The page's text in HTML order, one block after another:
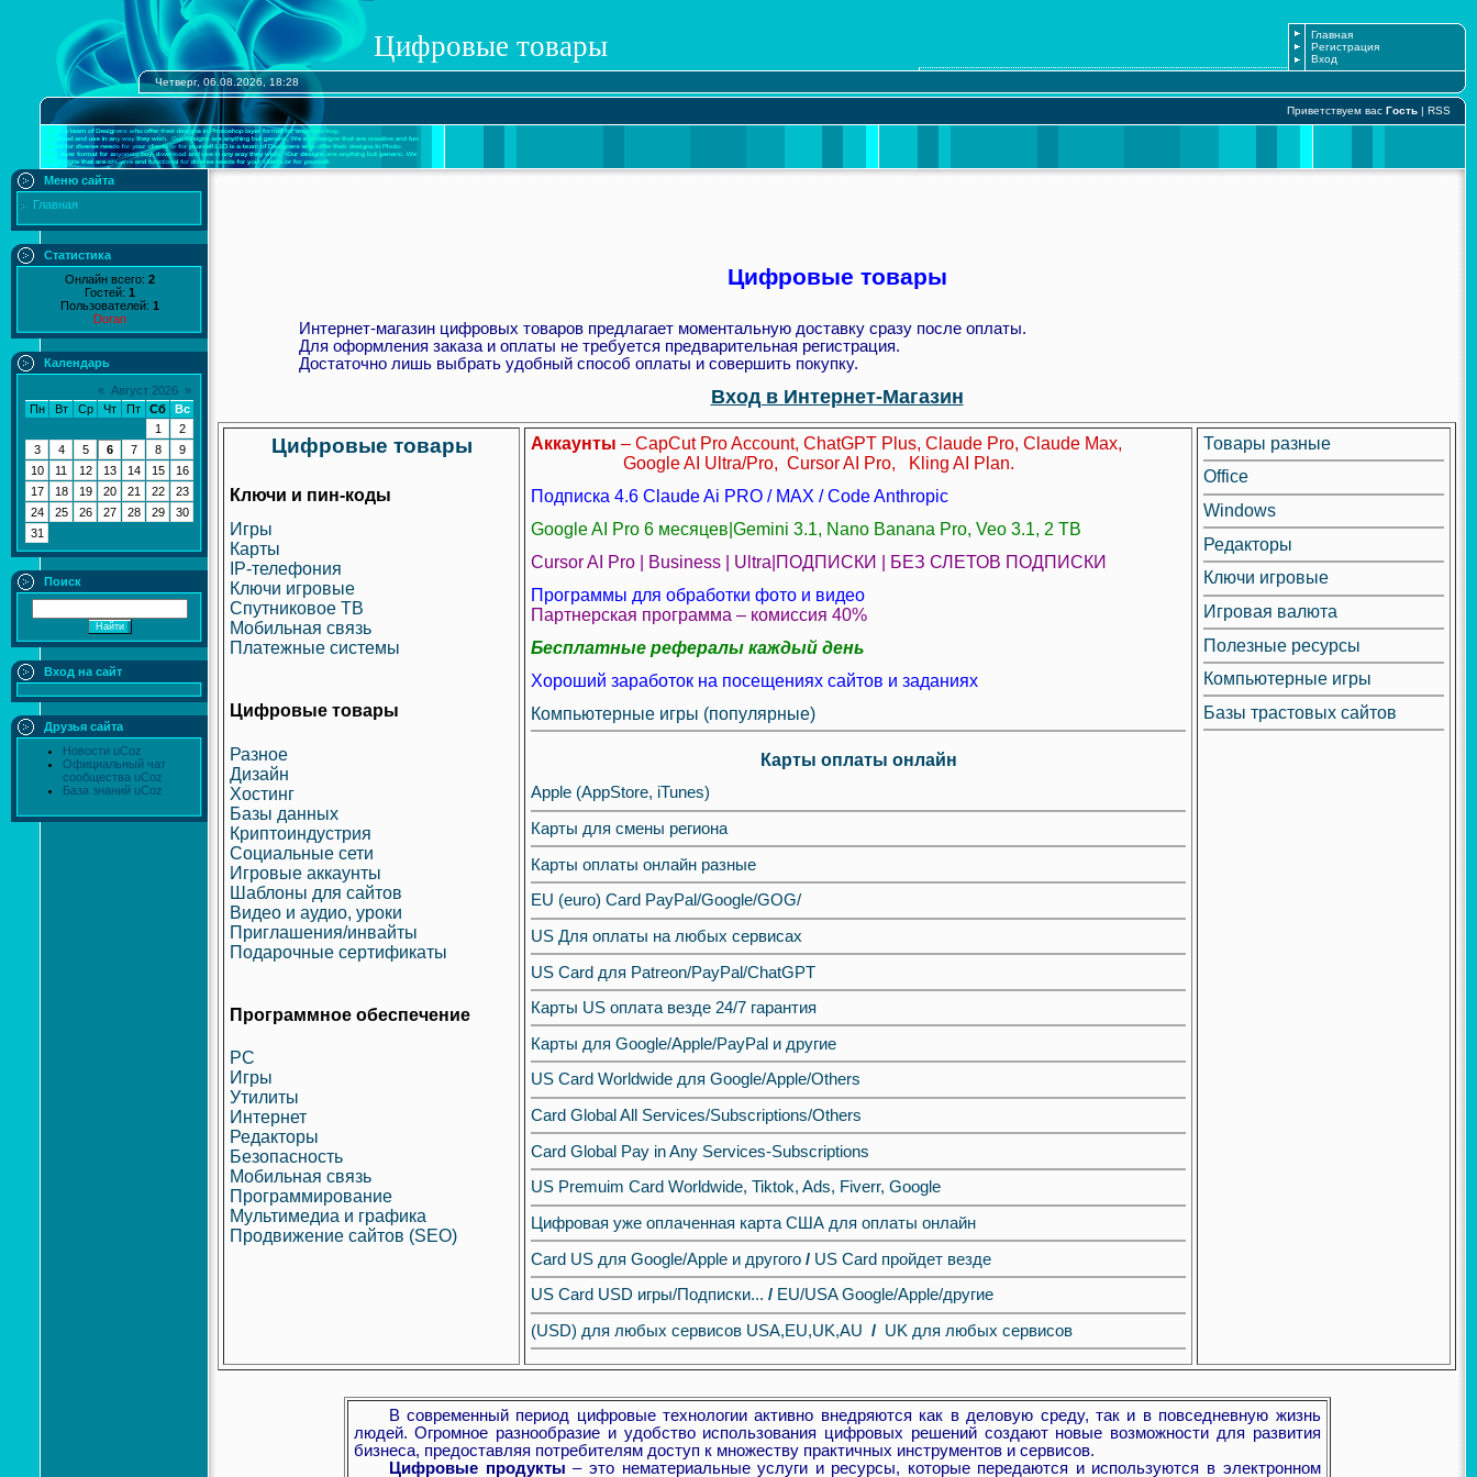
Цифровые товары
Главная
Регистрация
Вход
Четверг, 06.08.2026, 18:28
Приветствуем вас Гость | RSS
Меню сайта
Главная
Статистика
Онлайн всего: 2
Гостей: 1
Пользователей: 1
Doran
Календарь
« Август 2026 »
Пн
Вт Ср Чт Пт Сб
Вс
1
2
3
4 5 6 7 8
9
10
11 12 13 14 15
16
17
18 19 20 21 22
23
24
25 26 27 28 29
30
31
Поиск
Вход на сайт
Друзья сайта
Новости uCoz
Официальный чат
сообщества uCoz
База знаний uCoz
Цифровые товары
Интернет-магазин цифровых товаров предлагает моментальную доставку сразу после оплаты.
Для оформления заказа и оплаты не требуется предварительная регистрация.
Достаточно лишь выбрать удобный способ оплаты и совершить покупку.
Вход в Интернет-Магазин
Цифровые товары
Ключи и пин-коды
Игры
Карты
IP-телефония
Ключи игровые
Спутниковое ТВ
Мобильная связь
Платежные системы
Цифровые товары
Разное
Дизайн
Хостинг
Базы данных
Криптоиндустрия
Социальные сети
Игровые аккаунты
Шаблоны для сайтов
Видео и аудио, уроки
Приглашения/инвайты
Подарочные сертификаты
Программное обеспечение
PC
Игры
Утилиты
Интернет
Редакторы
Безопасность
Мобильная связь
Программирование
Мультимедиа и графика
Продвижение сайтов (SEO)
Аккаунты – CapCut Pro Account, ChatGPT Plus, Claude Pro, Claude Max,
Google AI Ultra/Pro, Cursor AI Pro, Kling AI Plan.
Подписка 4.6 Claude Ai PRO / MAX / Code Anthropic
Google AI Pro 6 месяцев|Gemini 3.1, Nano Banana Pro, Veo 3.1, 2 TB
Cursor AI Pro | Business | Ultra|ПОДПИСКИ | БЕЗ СЛЕТОВ ПОДПИСКИ
Программы для обработки фото и видео
Партнерская программа – комиссия 40%
Бесплатные рефералы каждый день
Хороший заработок на посещениях сайтов и заданиях
Компьютерные игры (популярные)
Карты оплаты онлайн
Apple (AppStore, iTunes)
Карты для смены региона
Карты оплаты онлайн разные
EU (euro) Сard PayPal/Google/GOG/
US Для оплаты на любых сервисах
US Card для Patreon/PayPal/ChatGPT
Карты US оплата везде 24/7 гарантия
Карты для Google/Apple/PayPal и другие
US Card Worldwide для Google/Apple/Others
Card Global All Services/Subscriptions/Others
Card Global Pay in Any Services-Subscriptions
US Premuim Card Worldwide, Tiktok, Ads, Fiverr, Google
Цифровая уже оплаченная карта США для оплаты онлайн
Card US для Google/Apple и другого / US Card пройдет везде
US Card USD игры/Подписки... / EU/USA Google/Apple/другие
(USD) для любых сервисов USA,EU,UK,AU / UK для любых сервисов
Товары разные
Office
Windows
Редакторы
Ключи игровые
Игровая валюта
Полезные ресурсы
Компьютерные игры
Базы трастовых сайтов
В современный период цифровые технологии активно внедряются как в деловую среду, так и в повседневную жизнь
людей. Огромное разнообразие и удобство использования цифровых решений создают новые возможности для развития
бизнеса, предоставляя потребителям доступ к множеству практичных инструментов и сервисов.
Цифровые продукты – это нематериальные услуги и ресурсы, которые передаются и используются в электронном